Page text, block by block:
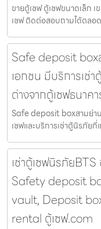
ขายตู้เซฟ ตู้เซฟขนาดเล็ก
เซฟ ติดต่อสอบถามได้ตลอ
Safe deposit box
เอกชน มีบริการเช่
ต่างจากตู้เซฟธนาค
Safe deposit boxสามย่า
เซฟและบริการเช่าตู้นิรภัย
เช่าตู้เซฟนิรภัย
Safety deposit
vault, Deposit
rental ตู้เซฟ.com